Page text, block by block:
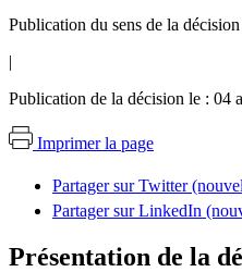
Publication du sens de la
|
Publication de la décision le : 04
Imprimer la page
Partager sur Twitter
Partager sur LinkedIn
Présentation de la